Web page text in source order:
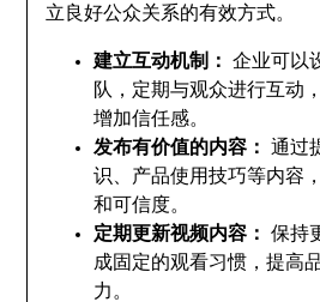
立良好公众关系的有效方式。
建立互动机制：企业可以
队，定期与观众进行互动
增加信任感。
发布有价值的内容：通过
识、产品使用技巧等内容
和可信度。
定期更新视频内容：保持
成固定的观看习惯，提高
力。